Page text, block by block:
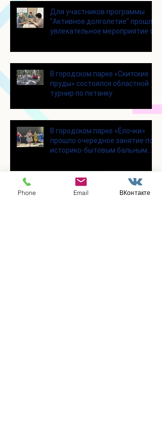
Для участников программы
"Активное долголетие" прошло
увлекательное мероприятие с
играми
В городском парке «Скитские
пруды» состоялся областной
турнир по петанку
В городском парке «Ёлочки»
прошло очередное занятие по
историко-бытовым бальным
Прошло занятие по
Phone Email ВКонтакте